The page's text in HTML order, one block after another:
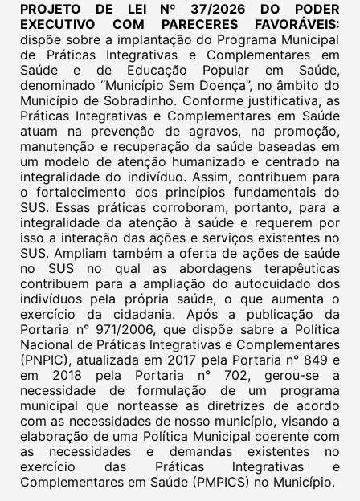
PROJETO DE LEI Nº 37/2026 DO PODER
EXECUTIVO COM PARECERES FAVORÁVEIS:
dispõe sobre a implantação do Programa Municipal
de Práticas Integrativas e Complementares em
Saúde e de Educação Popular em Saúde,
denominado “Município Sem Doença”, no âmbito do
Município de Sobradinho. Conforme justificativa, as
Práticas Integrativas e Complementares em Saúde
atuam na prevenção de agravos, na promoção,
manutenção e recuperação da saúde baseadas em
um modelo de atenção humanizado e centrado na
integralidade do indivíduo. Assim, contribuem para
o fortalecimento dos princípios fundamentais do
SUS. Essas práticas corroboram, portanto, para a
integralidade da atenção à saúde e requerem por
isso a interação das ações e serviços existentes no
SUS. Ampliam também a oferta de ações de saúde
no SUS no qual as abordagens terapêuticas
contribuem para a ampliação do autocuidado dos
indivíduos pela própria saúde, o que aumenta o
exercício da cidadania. Após a publicação da
Portaria n° 971/2006, que dispõe sabre a Política
Nacional de Práticas lntegrativas e Complementares
(PNPIC), atualizada em 2017 pela Portaria n° 849 e
em 2018 pela Portaria n° 702, gerou-se a
necessidade de formulação de um programa
municipal que norteasse as diretrizes de acordo
com as necessidades de nosso município, visando a
elaboração de uma Política Municipal coerente com
as necessidades e demandas existentes no
exercício das Práticas lntegrativas e
Complementares em Saúde (PMPICS) no Município.